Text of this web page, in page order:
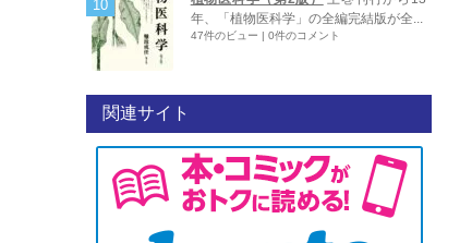
年、「植物医科学」の全編完結版が全...
47件のビュー | 0件のコメント
関連サイト